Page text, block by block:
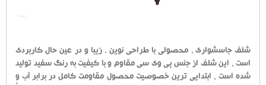
شلف جاسشواری ، محصولی با طراحی نوین ، زیبا و در عین حال کاربردی
است . این شلف از جنس پی وی سی مقاوم و با کیفیت به رنگ سفید تولید
شده است . ابتدایی ترین خصوصیت محصول مقاومت کامل در برابر آب و